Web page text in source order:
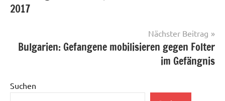
2017
Nächster Beitrag
Bulgarien: Gefangene mobilisieren gegen Folter
im Gefängnis
Suchen